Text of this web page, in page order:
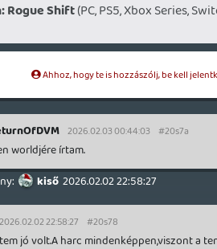
Rogue Shift(PC, PS5, Xbox Series,
Ahhoz, hogy te is hozzászólj, be kell
2026.02.03 00:44:03 #20s7a
worldjére írtam.
kiső 2026.02.02 22:58:27
2026.02.02 22:58:27 #20s78
jó volt.A harc mindenképpen,viszont a